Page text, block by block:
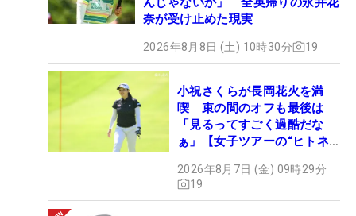
奈が受け止めた現実
2026年8月8日 (土) 10時30分 19
小祝さくらが長岡花火を満
喫 束の間のオフも最後は
「見るってすごく過酷だな
ぁ」【女子ツアーの“ヒトネ
2026年8月7日 (金) 09時29分
19